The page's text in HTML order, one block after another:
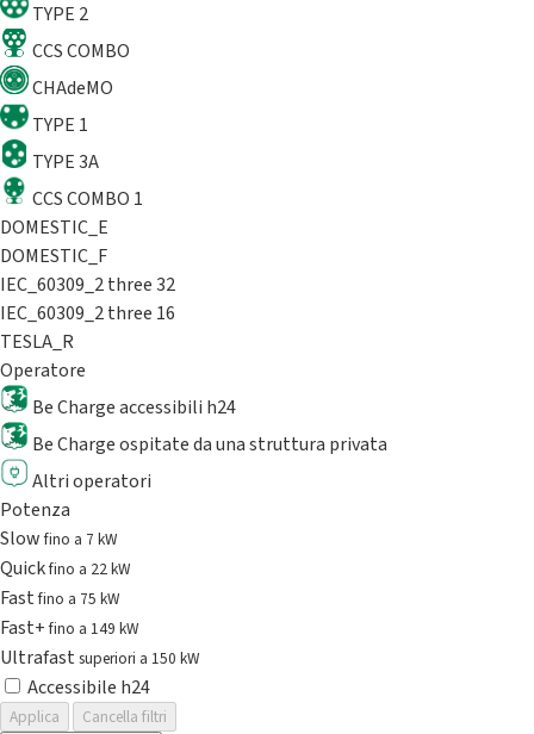
TYPE 2
CCS COMBO
CHAdeMO
TYPE 1
TYPE 3A
CCS COMBO 1
DOMESTIC_E
DOMESTIC_F
IEC_60309_2 three 32
IEC_60309_2 three 16
TESLA_R
Operatore
Be Charge accessibili h24
Be Charge ospitate da una struttura privata
Altri operatori
Potenza
Slowfino a 7 kW
Quickfino a 22 kW
Fastfino a 75 kW
Fast+fino a 149 kW
Ultrafast superiori a 150 kW
Accessibile h24
Applica
Cancella filtri